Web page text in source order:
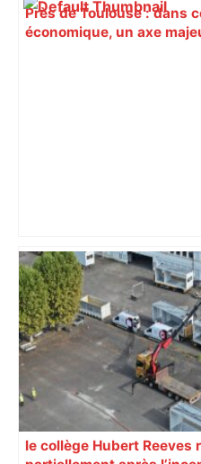
Près de Toulouse : dans
économique, un axe
Bilan du marché du
une lueur d'espoir pour
Toulouse ? – Actu.fr
le collège Hubert Reeves